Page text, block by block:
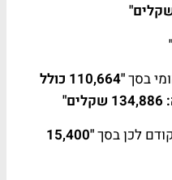
בסך
"110,664 כולל
לכן בסך "15,400